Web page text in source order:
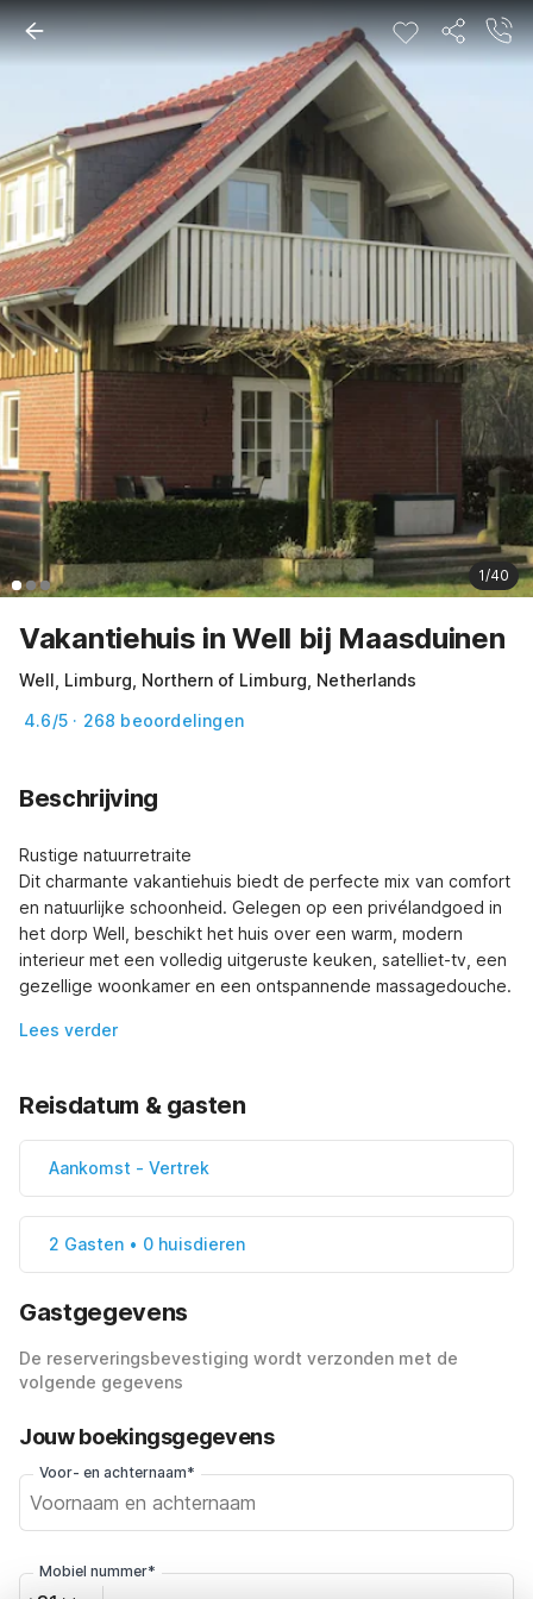
1/40
Vakantiehuis in Well bij Maasduinen
Well, Limburg, Northern of Limburg, Netherlands
4.6/5 · 268 beoordelingen
Beschrijving
Rustige natuurretraite
Dit charmante vakantiehuis biedt de perfecte mix van comfort
en natuurlijke schoonheid. Gelegen op een privélandgoed in
het dorp Well, beschikt het huis over een warm, modern
interieur met een volledig uitgeruste keuken, satelliet-tv, een
gezellige woonkamer en een ontspannende massagedouche.
Lees verder
Reisdatum & gasten
Aankomst - Vertrek
2 Gasten • 0 huisdieren
Gastgegevens
De reserveringsbevestiging wordt verzonden met de
volgende gegevens
Jouw boekingsgegevens
Voor- en achternaam*
Mobiel nummer*